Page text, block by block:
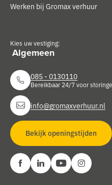
Werken bij Gromax verhuur
Kies uw vestiging:
085 - 0130110
Bereikbaar 24/7 voor
info@gromaxverhuur.nl
Bekijk openingstijden